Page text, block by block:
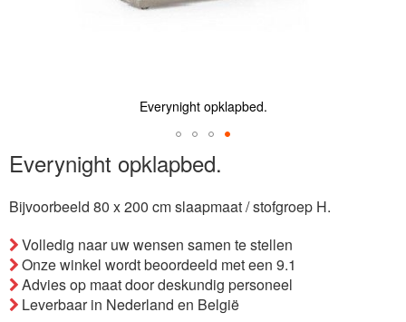
Everynight opklapbed.
Ga
naar
het
begin
van
de
afbeeldingen-
gallerij
Everynight opklapbed.
Bijvoorbeeld 80 x 200 cm slaapmaat / stofgroep H.
Volledig naar uw wensen samen te stellen
Onze winkel wordt beoordeeld met een 9.1
Advies op maat door deskundig personeel
Leverbaar in Nederland en België